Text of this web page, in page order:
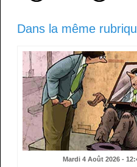
Dans la même
Mardi 4 Août 2026 -